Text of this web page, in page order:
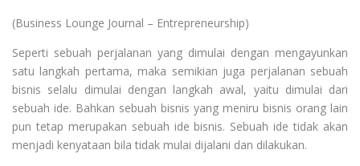
(Business Lounge Journal – Entrepreneurship)
Seperti sebuah perjalanan yang dimulai dengan mengayunkan
satu langkah pertama, maka semikian juga perjalanan sebuah
bisnis selalu dimulai dengan langkah awal, yaitu dimulai dari
sebuah ide. Bahkan sebuah bisnis yang meniru bisnis orang lain
pun tetap merupakan sebuah ide bisnis. Sebuah ide tidak akan
menjadi kenyataan bila tidak mulai dijalani dan dilakukan.